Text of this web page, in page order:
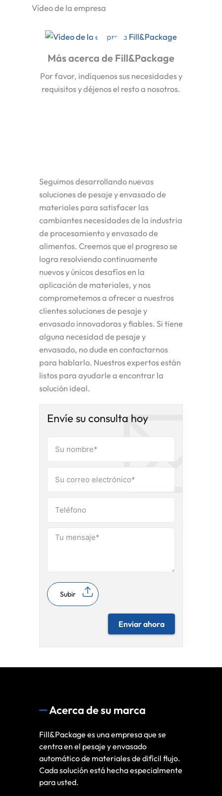
Vídeo de la empresa
Más acerca de Fill&Package
Por favor, indíquenos sus necesidades y
requisitos y déjenos el resto a nosotros.
Seguimos desarrollando nuevas
soluciones de pesaje y envasado de
materiales para satisfacer las
cambiantes necesidades de la industria
de procesamiento y envasado de
alimentos. Creemos que el progreso se
logra resolviendo continuamente
nuevos y únicos desafíos en la
aplicación de materiales, y nos
comprometemos a ofrecer a nuestros
clientes soluciones de pesaje y
envasado innovadoras y fiables. Si tiene
alguna necesidad de pesaje y
envasado, no dude en contactarnos
para hablarlo. Nuestros expertos están
listos para ayudarle a encontrar la
solución ideal.
Envíe su consulta hoy
Subir
Enviar ahora
Acerca de su marca
Fill&Package es una empresa que se
centra en el pesaje y envasado
automático de materiales de difícil flujo.
Cada solución está hecha especialmente
para usted.